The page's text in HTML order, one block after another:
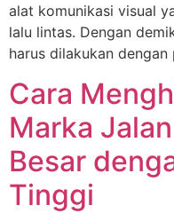
alat komunikasi visual
lalu lintas. Dengan
harus dilakukan
Cara
Marka
Besar
Tinggi